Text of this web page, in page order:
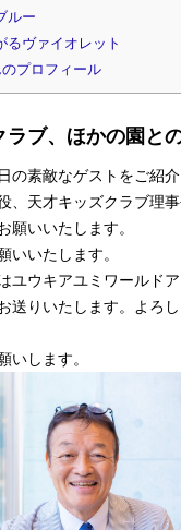
ルー
るヴァイオレット
プロフィール
ラブ、ほかの園と
の素敵なゲストをご紹
、天才キッズクラブ理
願いいたします。
いいたします。
ユウキアユミワールド
送りいたします。よろ
いします。